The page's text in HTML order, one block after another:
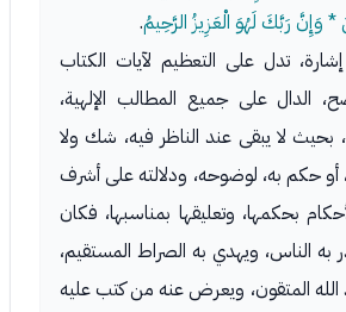
وَإِنَّ رَبَّكَ لَهُوَ الْعَزِيزُ الرَّحِيمُ.
إشارة، تدل على التعظيم لآيات الكتاب
الدال على جميع المطالب الإلهية،
بحيث لا يبقى عند الناظر فيه، شك ولا
أو حكم به، لوضوحه، ودلالته على أشرف
بحكمها، وتعليقها بمناسبها، فكان
الناس، ويهدي به الصراط المستقيم،
المتقون، ويعرض عنه من كتب عليه